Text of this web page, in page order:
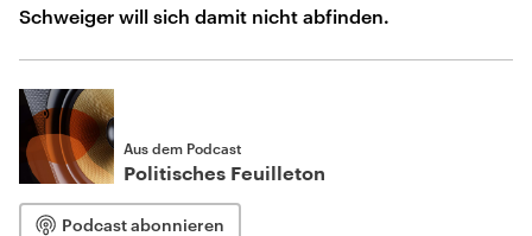
Schweiger will sich damit nicht abfinden.
Aus dem Podcast
Politisches Feuilleton
Podcast abonnieren